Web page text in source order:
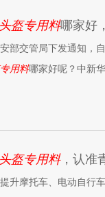
头盔专用料哪家好
部交管局下发通知，
用料哪家好呢？中新
头盔专用料，认准
升摩托车、电动自行